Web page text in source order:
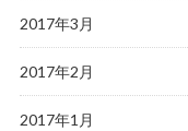
2017年3月
2017年2月
2017年1月